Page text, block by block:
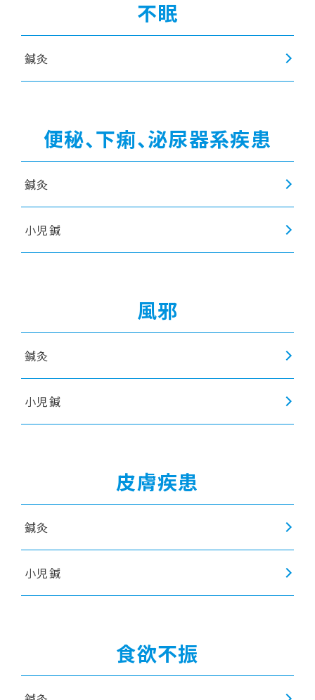
不眠
鍼灸
便秘、下痢、泌尿器系疾患
鍼灸
小児鍼
風邪
鍼灸
小児鍼
皮膚疾患
鍼灸
小児鍼
食欲不振